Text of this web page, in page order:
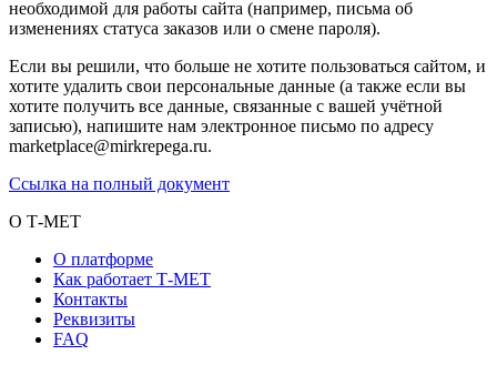
необходимой для работы сайта (например, письма об
изменениях статуса заказов или о смене пароля).
Если вы решили, что больше не хотите пользоваться сайтом, и
хотите удалить свои персональные данные (а также если вы
хотите получить все данные, связанные с вашей учётной
записью), напишите нам электронное письмо по адресу
marketplace@mirkrepega.ru.
Ссылка на полный документ
О Т-МЕТ
О платформе
Как работает Т-МЕТ
Контакты
Реквизиты
FAQ